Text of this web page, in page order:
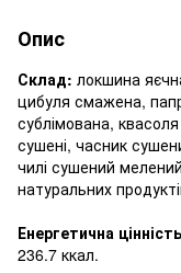
Опис
Склад: локшина
цибуля смажена,
сублімована,
сушені, часник
чилі сушений
натуральних
Енергетична
236.7 ккал.